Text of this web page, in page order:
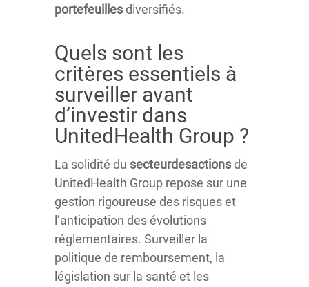
portefeuilles diversifiés.
Quels sont les
critères essentiels à
surveiller avant
d’investir dans
UnitedHealth Group ?
La solidité du secteurdesactions de
UnitedHealth Group repose sur une
gestion rigoureuse des risques et
l’anticipation des évolutions
réglementaires. Surveiller la
politique de remboursement, la
législation sur la santé et les